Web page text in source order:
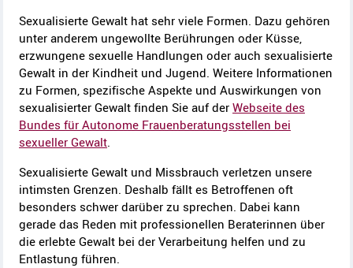
Sexualisierte Gewalt hat sehr viele Formen. Dazu gehören
unter anderem ungewollte Berührungen oder Küsse,
erzwungene sexuelle Handlungen oder auch sexualisierte
Gewalt in der Kindheit und Jugend. Weitere Informationen
zu Formen, spezifische Aspekte und Auswirkungen von
sexualisierter Gewalt finden Sie auf der Webseite des
Bundes für Autonome Frauenberatungsstellen bei
sexueller Gewalt.
Sexualisierte Gewalt und Missbrauch verletzen unsere
intimsten Grenzen. Deshalb fällt es Betroffenen oft
besonders schwer darüber zu sprechen. Dabei kann
gerade das Reden mit professionellen Beraterinnen über
die erlebte Gewalt bei der Verarbeitung helfen und zu
Entlastung führen.